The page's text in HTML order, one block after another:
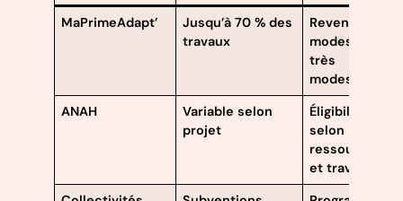
MaPrimeAdapt’
Jusqu’à 70 % des
travaux
Revenus
modestes à
très
modestes
ANAH
Variable selon
projet
Éligibilité
selon
ressources
et travaux